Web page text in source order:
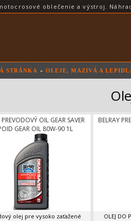
motocrosové oblečenie a výstroj.
STRÁNKA » OLEJE, MAZIVÁ A
PREVODOVÝ OIL GEAR SAVER
GEAR OIL 80W-90 1L
olej pre vysoko zaťažené
BELRAY
OLEJ DO